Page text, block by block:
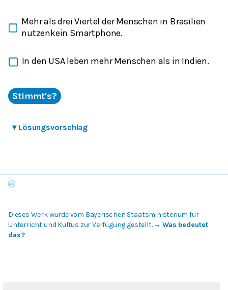
Mehr als drei Viertel der Menschen in Brasilien
nutzenkein Smartphone.
In den USA leben mehr Menschen als in Indien.
Stimmt's?
▾ Lösungsvorschlag
Dieses Werk wurde vom Bayerischen Staatsministerium für
Unterricht und Kultus zur Verfügung gestellt.→ Was bedeutet
das?